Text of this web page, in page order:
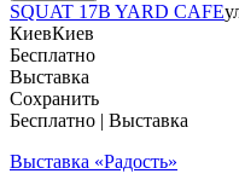
SQUAT 17B YARD CAFE
КиевКиев
Бесплатно
Выставка
Сохранить
Бесплатно | Выставка
Выставка «Радость»